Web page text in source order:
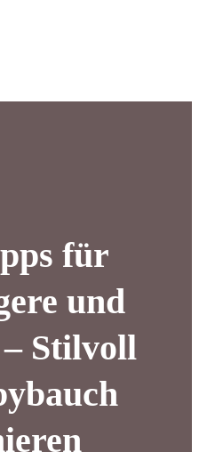
für
und
Stilvoll